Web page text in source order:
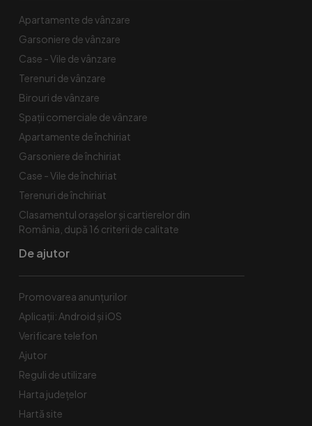
Apartamente de vânzare
Garsoniere de vânzare
Case - Vile de vânzare
Terenuri de vânzare
Birouri de vânzare
Spaţii comerciale de vânzare
Apartamente de închiriat
Garsoniere de închiriat
Case - Vile de închiriat
Terenuri de închiriat
Clasamentul orașelor și cartierelor din
România, după 16 criterii de calitate
De ajutor
Promovarea anunțurilor
Aplicații: Android și iOS
Verificare telefon
Ajutor
Reguli de utilizare
Harta județelor
Hartă site